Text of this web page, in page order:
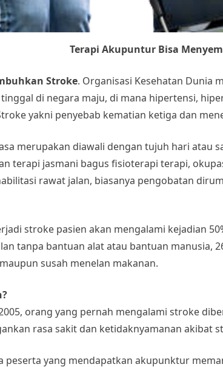
Terapi Akupuntur Bisa
Stroke. Organisasi Kesehatan Dunia
di negara maju, di mana hipertensi,
yakni penyebab kematian ketiga dan
merupakan diawali dengan tujuh hari
terapi jasmani bagus fisioterapi terapi,
rawat jalan, biasanya pengobatan
stroke pasien akan mengalami kejadian
tanpa bantuan alat atau bantuan manusia,
susah menelan makanan.
orang yang pernah mengalami stroke
rasa sakit dan ketidaknyamanan akibat
peserta yang mendapatkan akupunktur